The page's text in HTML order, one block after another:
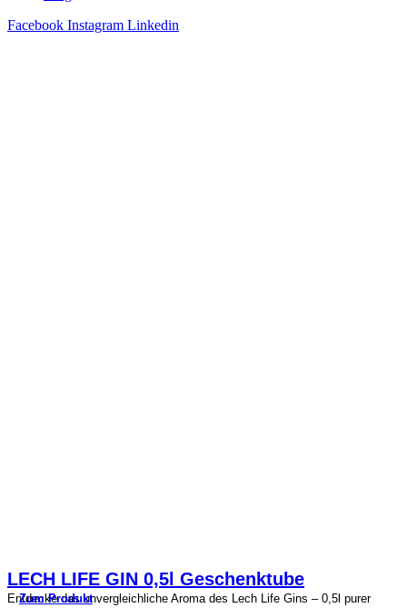
Facebook Instagram Linkedin
LECH LIFE GIN 0,5l Geschenktube
Entdecke das unvergleichliche Aroma des Lech Life Gins – 0,5l purer
Zum Produkt